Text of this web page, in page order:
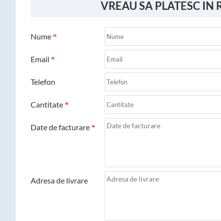
VREAU SA PLATESC IN
Nume
Email
Telefon
Cantitate
Date de facturare
Adresa de livrare